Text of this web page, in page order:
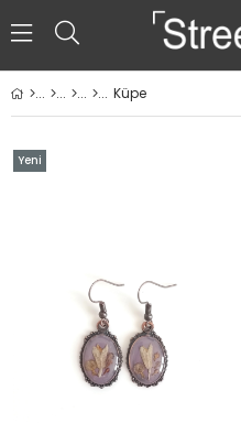
Küpe
Yeni